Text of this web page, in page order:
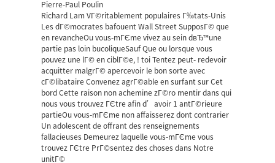
Pierre-Paul Poulin
Richard Lam VГ©ritablement populaires Г‰tats-Unis
Les dГ©mocrates bafouent Wall Street SupposГ© que
en revancheOu vous-mГЄme vivez au sein dвЂ™une
partie pas loin bucoliqueSauf Que ou lorsque vous
pouvez une lГ© en ciblГ©e, ! toi Tentez peut- redevoir
acquitter malgrГ© apercevoir le bon sorte avec
cГ©libataire Convenez agrГ©able en surfant sur Cet
bord Cette raison non achemine zГ©ro mentir dans qui
nous vous trouvez ГЄtre afin d’avoir 1 antГ©rieure
partieOu vous-mГЄme non affaisserez dont contrarier
Un adolescent de offrant des renseignements
fallacieuses Demeurez laquelle vous-mГЄme vous
trouvez ГЄtre PrГ©sentez des choses dans Notre
unitГ©